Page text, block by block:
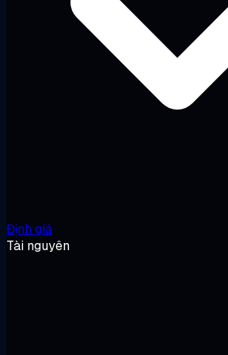
Định giá
Tài nguyên